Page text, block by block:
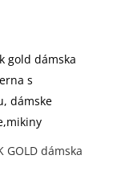
GOLD dámska